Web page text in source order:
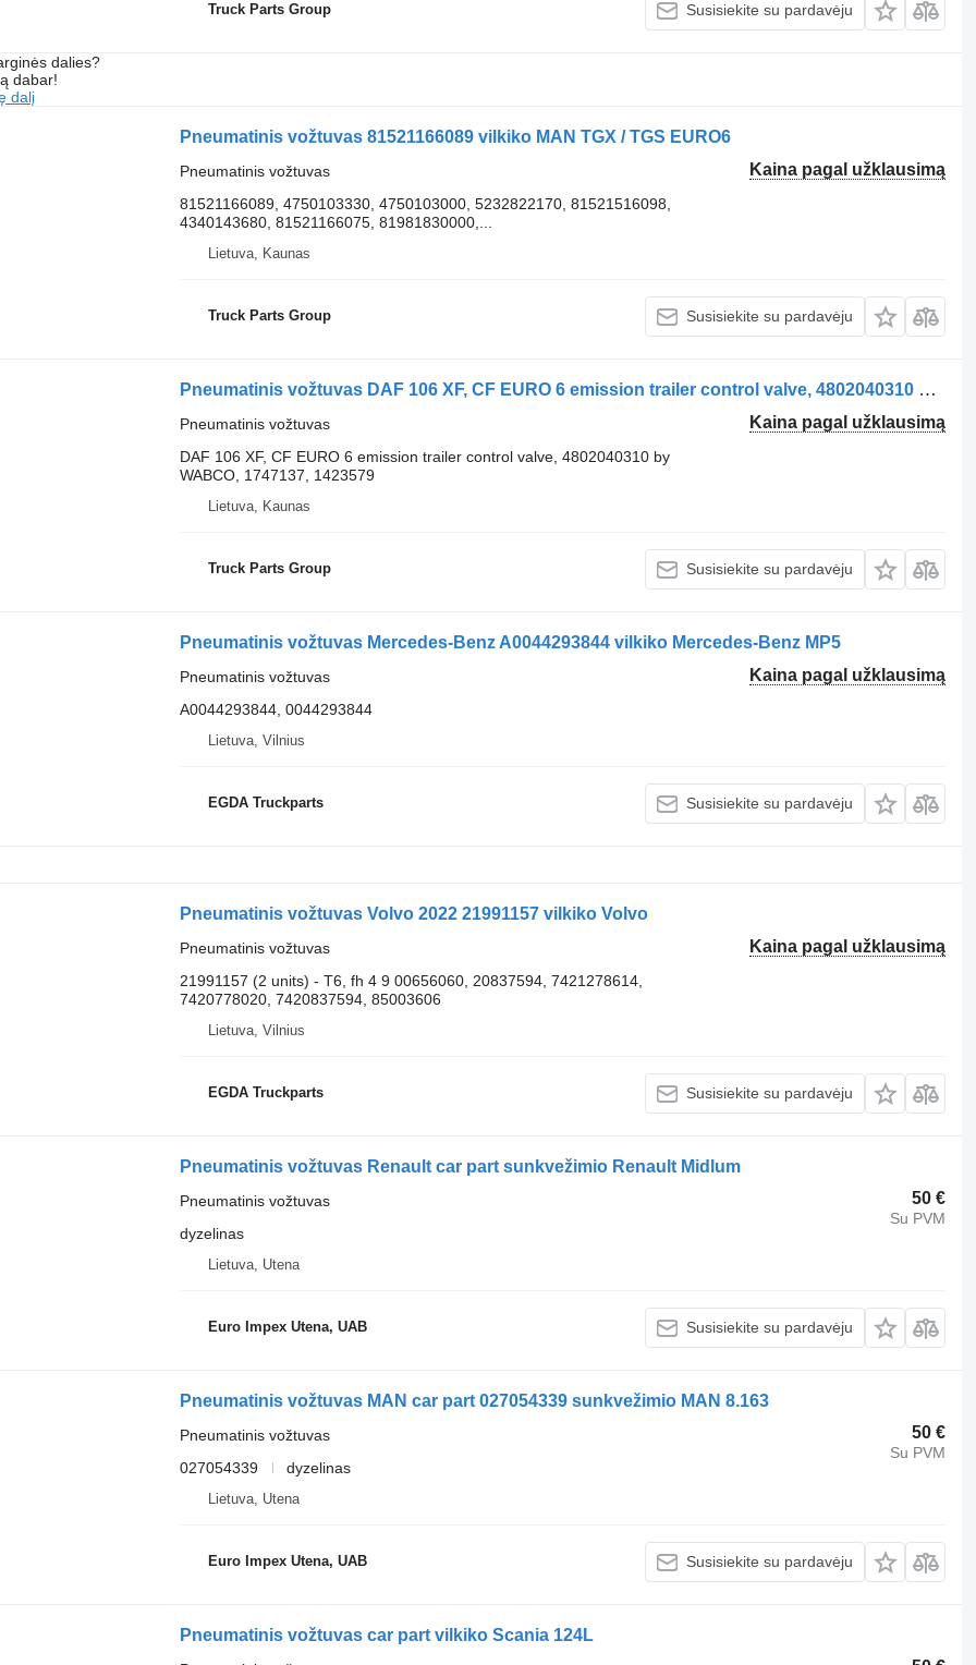
Truck Parts Group Susisiekite su pardavėju
dalies?
dabar!
dalį
Pneumatinis vožtuvas 81521166089 vilkiko MAN TGX / TGS EURO6
Kaina pagal užklausimą
Pneumatinis vožtuvas
81521166089, 4750103330, 4750103000, 5232822170, 81521516098,
4340143680, 81521166075, 81981830000,...
Lietuva, Kaunas
Truck Parts Group Susisiekite su pardavėju
Pneumatinis vožtuvas DAF 106 XF, CF EURO 6 emission trailer control valve, 4802040310 by DAF vilkiko DAF 106 XF, CF EURO 6
Kaina pagal užklausimą
Pneumatinis vožtuvas
DAF 106 XF, CF EURO 6 emission trailer control valve, 4802040310 by
WABCO, 1747137, 1423579
Lietuva, Kaunas
Truck Parts Group Susisiekite su pardavėju
Pneumatinis vožtuvas Mercedes-Benz A0044293844 vilkiko Mercedes-Benz MP5
Kaina pagal užklausimą
Pneumatinis vožtuvas
A0044293844, 0044293844
Lietuva, Vilnius
EGDA Truckparts Susisiekite su pardavėju
Pneumatinis vožtuvas Volvo 2022 21991157 vilkiko Volvo
Kaina pagal užklausimą
Pneumatinis vožtuvas
21991157 (2 units) - T6, fh 4 9 00656060, 20837594, 7421278614,
7420778020, 7420837594, 85003606
Lietuva, Vilnius
EGDA Truckparts Susisiekite su pardavėju
Pneumatinis vožtuvas Renault car part sunkvežimio Renault Midlum
50 €
Su PVM
Pneumatinis vožtuvas
dyzelinas
Lietuva, Utena
Euro Impex Utena, UAB Susisiekite su pardavėju
Pneumatinis vožtuvas MAN car part 027054339 sunkvežimio MAN 8.163
50 €
Su PVM
Pneumatinis vožtuvas
027054339
dyzelinas
Lietuva, Utena
Euro Impex Utena, UAB Susisiekite su pardavėju
Pneumatinis vožtuvas car part vilkiko Scania 124L